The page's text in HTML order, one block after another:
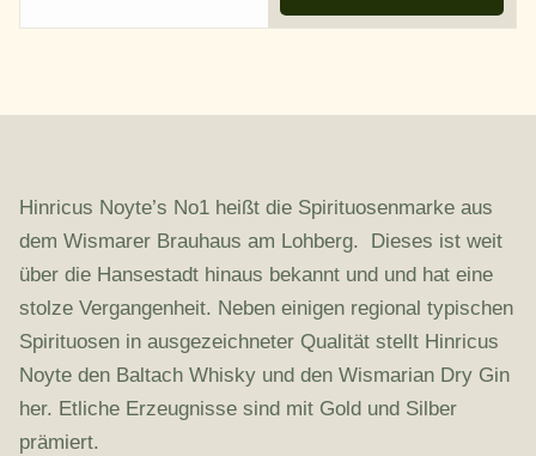
Hinricus Noyte’s No1 heißt die Spirituosenmarke aus
dem Wismarer Brauhaus am Lohberg. Dieses ist weit
über die Hansestadt hinaus bekannt und und hat eine
stolze Vergangenheit. Neben einigen regional typischen
Spirituosen in ausgezeichneter Qualität stellt Hinricus
Noyte den Baltach Whisky und den Wismarian Dry Gin
her. Etliche Erzeugnisse sind mit Gold und Silber
prämiert.